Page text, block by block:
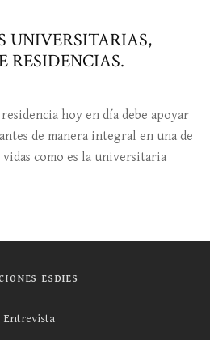
UNIVERSITARIAS,
RESIDENCIAS.
residencia hoy en día debe apoyar
de manera integral en una de
vidas como es la universitaria
ESDIES
Entrevista